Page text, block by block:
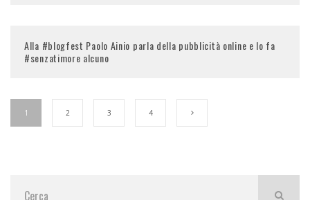
Alla #blogfest Paolo Ainio parla della pubblicità online e lo fa
#senzatimore alcuno
1 2 3 4